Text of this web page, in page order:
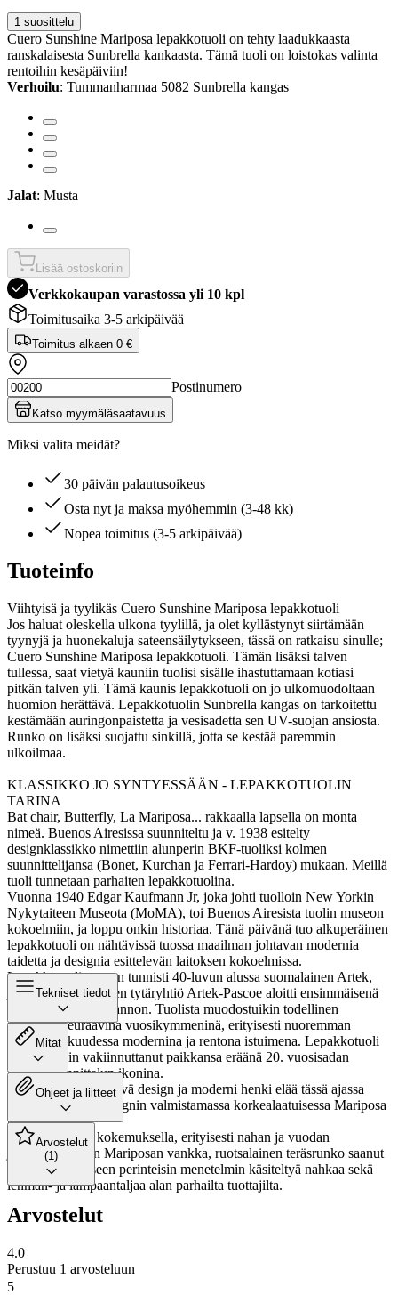
1 suosittelu
Cuero Sunshine Mariposa lepakkotuoli on tehty laadukkaasta
ranskalaisesta Sunbrella kankaasta. Tämä tuoli on loistokas valinta
rentoihin kesäpäiviin!
Verhoilu: Tummanharmaa 5082 Sunbrella kangas
Jalat: Musta
Lisää ostoskoriin
Verkkokaupan varastossa yli 10 kpl
Toimitusaika 3-5 arkipäivää
Toimitus alkaen 0 €
Postinumero
Katso myymäläsaatavuus
Miksi valita meidät?
30 päivän palautusoikeus
Osta nyt ja maksa myöhemmin (3-48 kk)
Nopea toimitus (3-5 arkipäivää)
Tuoteinfo
Viihtyisä ja tyylikäs Cuero Sunshine Mariposa lepakkotuoli
Jos haluat oleskella ulkona tyylillä, ja olet kyllästynyt siirtämään
tyynyjä ja huonekaluja sateensäilytykseen, tässä on ratkaisu sinulle;
Cuero Sunshine Mariposa lepakkotuoli. Tämän lisäksi talven
tullessa, saat vietyä kauniin tuolisi sisälle ihastuttamaan kotiasi
pitkän talven yli. Tämä kaunis lepakkotuoli on jo ulkomuodoltaan
huomion herättävä. Lepakkotuolin Sunbrella kangas on tarkoitettu
kestämään auringonpaistetta ja vesisadetta sen UV-suojan ansiosta.
Runko on lisäksi suojattu sinkillä, jotta se kestää paremmin
ulkoilmaa.
KLASSIKKO JO SYNTYESSÄÄN - LEPAKKOTUOLIN
TARINA
Bat chair, Butterfly, La Mariposa... rakkaalla lapsella on monta
nimeä. Buenos Airesissa suunniteltu ja v. 1938 esitelty
designklassikko nimettiin alunperin BKF-tuoliksi kolmen
suunnittelijansa (Bonet, Kurchan ja Ferrari-Hardoy) mukaan. Meillä
tuoli tunnetaan parhaiten lepakkotuolina.
Vuonna 1940 Edgar Kaufmann Jr, joka johti tuolloin New Yorkin
Nykytaiteen Museota (MoMA), toi Buenos Airesista tuolin museon
kokoelmiin, ja loppu onkin historiaa. Tänä päivänä tuo alkuperäinen
lepakkotuoli on nähtävissä tuossa maailman johtavan modernia
taidetta ja designia esittelevän laitoksen kokoelmissa.
Lepakkotuolin arvon tunnisti 40-luvun alussa suomalainen Artek,
jonka amerikkalainen tytäryhtiö Artek-Pascoe aloitti ensimmäisenä
tuolin teollisen tuotannon. Tuolista muodostuikin todellinen
menestys seuraavina vuosikymmeninä, erityisesti nuoremman
polven keskuudessa modernina ja rentona istuimena. Lepakkotuoli
on sittemmin vakiinnuttanut paikkansa eräänä 20. vuosisadan
kalustesuunnittelun ikonina.
Lepakkotuolin kestävä design ja moderni henki elää tässä ajassa
vahvana Cuero Designin valmistamassa korkealaatuisessa Mariposa
tuolissa.
Cueron pitkällä kokemuksella, erityisesti nahan ja vuodan
jalostuksessa, on Mariposan vankka, ruotsalainen teräsrunko saanut
istuinverhoilukseen perinteisin menetelmin käsiteltyä nahkaa sekä
lehmän- ja lampaantaljaa alan parhailta tuottajilta.
Tekniset tiedot
Mitat
Ohjeet ja liitteet
Arvostelut
(1)
Arvostelut
4.0
Perustuu 1 arvosteluun
5